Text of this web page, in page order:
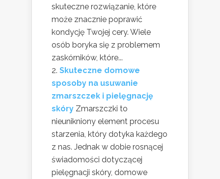
skuteczne rozwiązanie, które
może znacznie poprawić
kondycję Twojej cery. Wiele
osób boryka się z problemem
zaskórników, które...
Skuteczne domowe
sposoby na usuwanie
zmarszczek i pielęgnację
skóry Zmarszczki to
nieunikniony element procesu
starzenia, który dotyka każdego
z nas. Jednak w dobie rosnącej
świadomości dotyczącej
pielęgnacji skóry, domowe